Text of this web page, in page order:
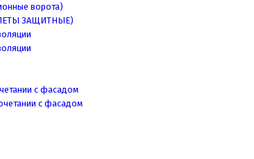
ворота)
ЗАЩИТНЫЕ)
с фасадом
с фасадом